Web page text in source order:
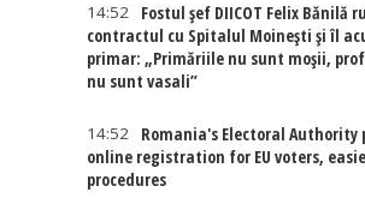
14:52
Fostul șef DIICOT Felix Bănilă
contractul cu Spitalul Moinești și îl
primar: „Primăriile nu sunt moșii,
nu sunt vasali”
14:52
Romania's Electoral Authority
online registration for EU voters,
procedures